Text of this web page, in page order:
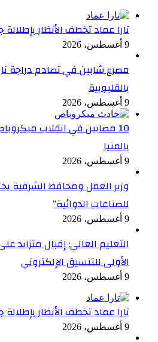
تارا عماد تخطف الأنظار
9 أغسطس، 2026
مصرع شابين في تصادم دراجة
بالقليوبية
9 أغسطس، 2026
10 مصابين في انقلاب
بالمنيا
9 أغسطس، 2026
وزير العمل ومحافظ الشرقية
للصناعات الدوائية”
9 أغسطس، 2026
التعليم العالي: إقبال متزايد
الأولى للتنسيق الإلكتروني
9 أغسطس، 2026
تارا عماد تخطف الأنظار
9 أغسطس، 2026